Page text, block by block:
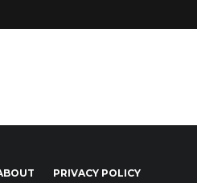
PRIVACY POLICY